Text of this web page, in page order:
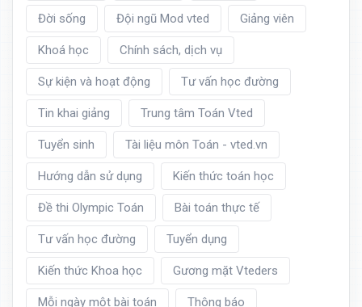
Đời sống Đội ngũ Mod vted Giảng viên
Khoá học Chính sách, dịch vụ
Sự kiện và hoạt động Tư vấn học đường
Tin khai giảng Trung tâm Toán Vted
Tuyển sinh Tài liệu môn Toán - vted.vn
Hướng dẫn sử dụng Kiến thức toán học
Đề thi Olympic Toán Bài toán thực tế
Tư vấn học đường Tuyển dụng
Kiến thức Khoa học Gương mặt Vteders
Mỗi ngày một bài toán Thông báo